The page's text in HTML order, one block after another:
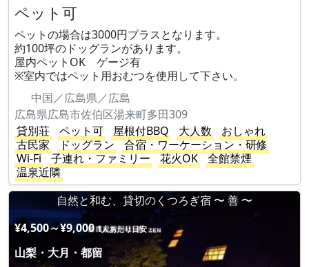
ペット可
ペットの場合は3000円プラスとなります。
約100坪のドッグランがあります。
屋内ペットOK ゲージ有
※室内ではペット用おむつを使用して下さい。
中国／広島県／広島
広島県広島市佐伯区湯来町多田309
貸別荘
ペット可 屋根付BBQ 大人数
おしゃれ
古民家
ドッグラン
合宿・ワーケーション・研修
Wi-Fi
子連れ・ファミリー 花火OK
全館禁煙
温泉近隣
自然と和む、貸切のくつろぎ宿 〜 善 〜
¥4,500～¥9,000 1人あたり目安
山梨・大月・都留